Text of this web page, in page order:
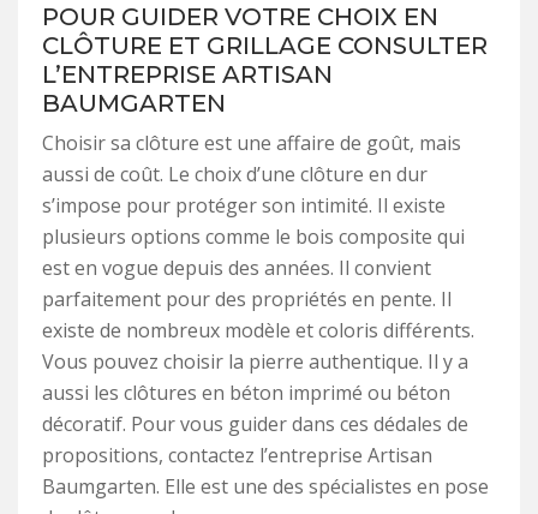
POUR GUIDER VOTRE CHOIX EN
CLÔTURE ET GRILLAGE CONSULTER
L’ENTREPRISE ARTISAN
BAUMGARTEN
Choisir sa clôture est une affaire de goût, mais
aussi de coût. Le choix d’une clôture en dur
s’impose pour protéger son intimité. Il existe
plusieurs options comme le bois composite qui
est en vogue depuis des années. Il convient
parfaitement pour des propriétés en pente. Il
existe de nombreux modèle et coloris différents.
Vous pouvez choisir la pierre authentique. Il y a
aussi les clôtures en béton imprimé ou béton
décoratif. Pour vous guider dans ces dédales de
propositions, contactez l’entreprise Artisan
Baumgarten. Elle est une des spécialistes en pose